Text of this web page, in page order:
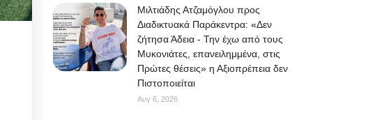
Μιλτιάδης Ατζαμόγλου προς
Διαδικτυακά Παράκεντρα: «Δεν
ζήτησα Άδεια - Την έχω από τους
Μυκονιάτες, επανειλημμένα, στις
Πρώτες θέσεις» η Αξιοπρέπεια δεν
Πιστοποιείται
Αυγ 6, 2026